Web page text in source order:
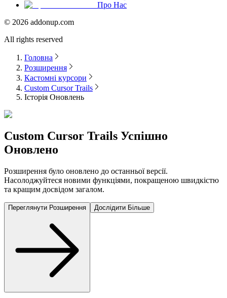
Про Нас
© 2026 addonup.com
All rights reserved
Головна
Розширення
Кастомні курсори
Custom Cursor Trails
Історія Оновлень
Custom Cursor Trails Успішно
Оновлено
Розширення було оновлено до останньої версії.
Насолоджуйтеся новими функціями, покращеною швидкістю
та кращим досвідом загалом.
Переглянути Розширення Дослідити Більше